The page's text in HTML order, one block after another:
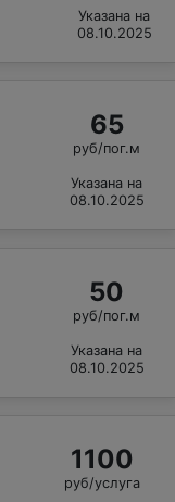
Указана на
08.10.2025
65
руб/пог.м
Указана на
08.10.2025
50
руб/пог.м
Указана на
08.10.2025
1100
руб/услуга